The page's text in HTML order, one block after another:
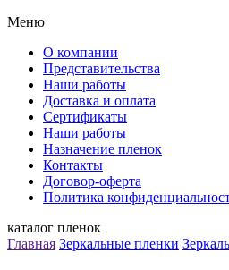
Меню
О компании
Представительства
Наши работы
Доставка и оплата
Сертификаты
Наши работы
Назначение пленок
Контакты
Договор-оферта
Политика
каталог пленок
Главная Зеркальные пленки